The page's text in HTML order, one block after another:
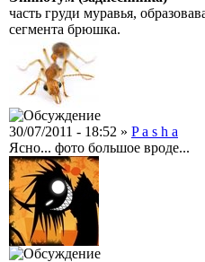
часть груди муравья,
сегмента брюшка.
30/07/2011 - 18:52 » P a s h a
Ясно... фото большое вроде...